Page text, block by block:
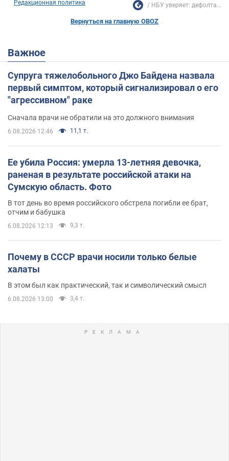
Редакционная политика НБУ уверяет: дефолта...
Вернуться на главную OBOZ
Важное
Супруга тяжелобольного Джо Байдена назвала
первый симптом, который сигнализировал о его
"агрессивном" раке
Сначала врачи не обратили на это должного внимания
6.08.2026 12:46 11,1 т.
Ее убила Россия: умерла 13-летняя девочка,
раненая в результате российской атаки на
Сумскую область. Фото
В тот день во время российского обстрела погибли ее брат,
отчим и бабушка
6.08.2026 12:13 9,3 т.
Почему в СССР врачи носили только белые
халаты
В этом был как практический, так и символический смысл
6.08.2026 13:00 3,4 т.